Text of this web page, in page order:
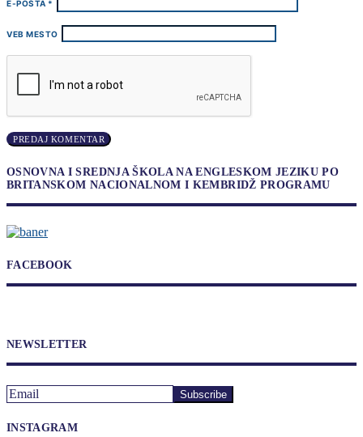
E-POŠTA *
VEB MESTO
OSNOVNA I SREDNJA ŠKOLA NA ENGLESKOM JEZIKU PO
BRITANSKOM NACIONALNOM I KEMBRIDŽ PROGRAMU
FACEBOOK
NEWSLETTER
INSTAGRAM